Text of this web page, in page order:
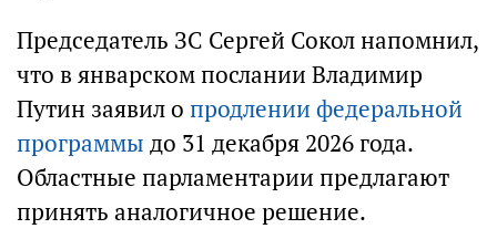
Председатель ЗС Сергей Сокол напомнил,
что в январском послании Владимир
Путин заявил о продлении федеральной
программы до 31 декабря 2026 года.
Областные парламентарии предлагают
принять аналогичное решение.